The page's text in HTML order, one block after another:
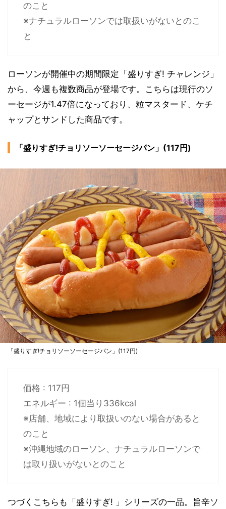
のこと
※ナチュラルローソンでは取扱いがないとのこ
と
ローソンが開催中の期間限定「盛りすぎ! チャレンジ」
から、今週も複数商品が登場です。こちらは現行のソ
ーセージが1.47倍になっており、粒マスタード、ケチ
ャップとサンドした商品です。
「盛りすぎ!チョリソーソーセージパン」(117円)
「盛りすぎ!チョリソーソーセージパン」(117円)
価格 : 117円
エネルギー : 1個当り336kcal
※店舗、地域により取扱いのない場合があると
のこと
※沖縄地域のローソン、ナチュラルローソンで
は取り扱いがないとのこと
つづくこちらも「盛りすぎ! 」シリーズの一品。旨辛ソ